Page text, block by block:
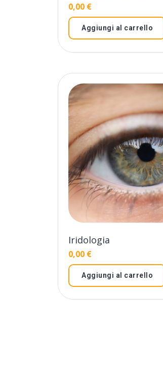
0,00 €
Aggiungi al carrello
Iridologia
0,00 €
Aggiungi al carrello